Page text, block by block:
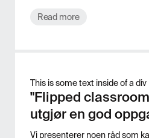
Read more
This is some text inside of a div
"Flipped
utgjør en god
Vi presenterer noen råd som